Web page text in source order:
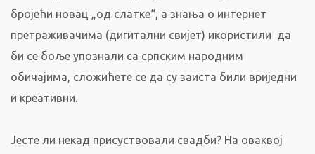
бројећи новац „од слатке“, а знања о интернет
претраживачима (дигитални свијет) икористили да
би се боље упознали са српским народним
обичајима, сложићете се да су заиста били вриједни
и креативни.
Јесте ли некад присуствовали свадби? На оваквој